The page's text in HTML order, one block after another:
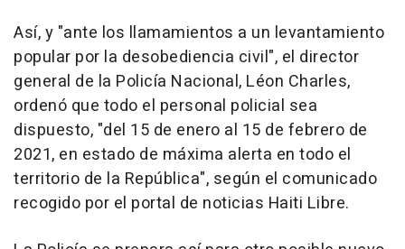
Así, y "ante los llamamientos a un levantamiento
popular por la desobediencia civil", el director
general de la Policía Nacional, Léon Charles,
ordenó que todo el personal policial sea
dispuesto, "del 15 de enero al 15 de febrero de
2021, en estado de máxima alerta en todo el
territorio de la República", según el comunicado
recogido por el portal de noticias Haiti Libre.